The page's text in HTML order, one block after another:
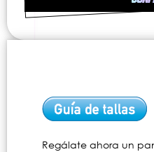
Regálate ahora un